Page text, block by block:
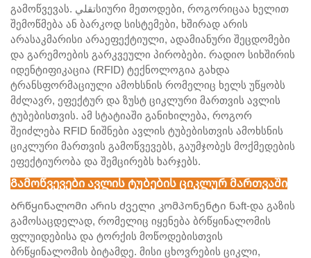
გამოწვევას. تقليსიური მეთოდები, როგორიცაა ხელით
შემოწმება ან ბარკოდ სისტემები, ხშირად არის
არასაკმარისი არაეფექტიული, ადამიანური შეცდომები
და გარემოების გარკვეული პირობები. რადიო სიხშირის
იდენტიფიკაცია (RFID) ტექნოლოგია გახდა
ტრანსფორმაციული ამოხსნის რომელიც ხელს უწყობს
მძლავრ, ეფექტურ და ზუსტ ციკლური მართვის ავლის
ტუბებისთვის. ამ სტატიაში განიხილება, როგორ
შეიძლება RFID ნიშნები ავლის ტუბებისთვის ამოხსნის
ციკლური მართვის გამოწვევებს, გაუმჯობეს მოქმედების
ეფექტიურობა და შემცირებს ხარჯებს.
Გამოწვევები ავლის ტუბების ციკლურ მართვაში
Ბრწყინალომი არის ძველი კომპონენტი ნაft-და გაზის
გამოსაცდელად, რომელიც იყენება ბრწყინალომის
ფლუიდებისა და ტორქის მოწოდებისთვის
ბრწყინალომის ბიტამდე. მისი ცხოვრების ციკლი,